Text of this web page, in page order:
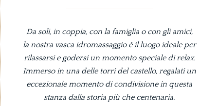
Da soli, in coppia, con la famiglia o con gli amici,
la nostra vasca idromassaggio è il luogo ideale per
rilassarsi e godersi un momento speciale di relax.
Immerso in una delle torri del castello, regalati un
eccezionale momento di condivisione in questa
stanza dalla storia più che centenaria.